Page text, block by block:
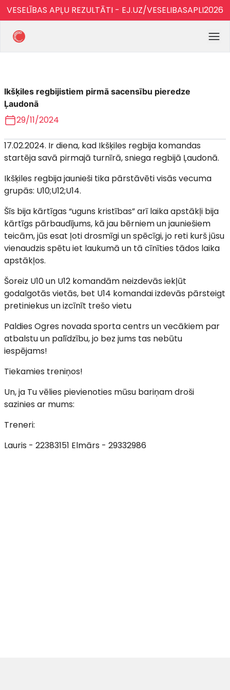
VESELĪBAS APĻU REZULTĀTI - EJ.UZ/VESELIBASAPLI2026
Ikšķiles regbijistiem pirmā sacensību pieredze
Ļaudonā
29/11/2024
17.02.2024. Ir diena, kad Ikšķiles regbija komandas
startēja savā pirmajā turnīrā, sniega regbijā Ļaudonā.
Ikšķiles regbija jaunieši tika pārstāvēti visās vecuma
grupās: U10;U12;U14.
Šīs bija kārtīgas “uguns kristības” arī laika apstākļi bija
kārtīgs pārbaudījums, kā jau bērniem un jauniešiem
teicām, jūs esat ļoti drosmīgi un spēcīgi, jo reti kurš jūsu
vienaudzis spētu iet laukumā un tā cīnīties tādos laika
apstākļos.
Šoreiz U10 un U12 komandām neizdevās iekļūt
godalgotās vietās, bet U14 komandai izdevās pārsteigt
pretiniekus un izcīnīt trešo vietu
Paldies Ogres novada sporta centrs un vecākiem par
atbalstu un palīdzību, jo bez jums tas nebūtu
iespējams!
Tiekamies treniņos!
Un, ja Tu vēlies pievienoties mūsu bariņam droši
sazinies ar mums:
Treneri:
Lauris - 22383151 Elmārs - 29332986